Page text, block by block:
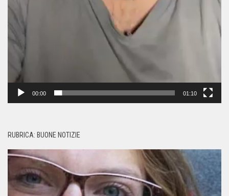
00:00 01:10
RUBRICA: BUONE NOTIZIE